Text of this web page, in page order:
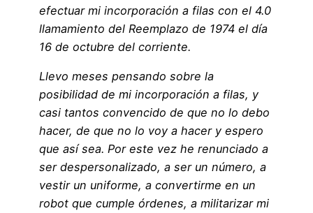
efectuar mi incorporación a filas con el 4.0
llamamiento del Reemplazo de 1974 el día
16 de octubre del corriente.
Llevo meses pensando sobre la
posibilidad de mi incorporación a filas, y
casi tantos convencido de que no lo debo
hacer, de que no lo voy a hacer y espero
que así sea. Por este vez he renunciado a
ser despersonalizado, a ser un número, a
vestir un uniforme, a convertirme en un
robot que cumple órdenes, a militarizar mi